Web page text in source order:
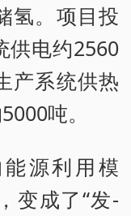
氢。项目投
供电约2560
产系统供热
吨。
源利用模
变成了“发-